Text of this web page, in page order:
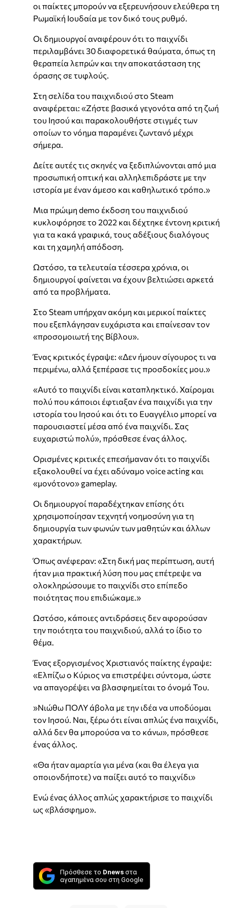
οι παίκτες μπορούν να εξερευνήσουν ελεύθερα τη
Ρωμαϊκή Ιουδαία με τον δικό τους ρυθμό.
Οι δημιουργοί αναφέρουν ότι το παιχνίδι
περιλαμβάνει 30 διαφορετικά θαύματα, όπως τη
θεραπεία λεπρών και την αποκατάσταση της
όρασης σε τυφλούς.
Στη σελίδα του παιχνιδιού στο Steam
αναφέρεται: «Ζήστε βασικά γεγονότα από τη ζωή
του Ιησού και παρακολουθήστε στιγμές των
οποίων το νόημα παραμένει ζωντανό μέχρι
σήμερα.
Δείτε αυτές τις σκηνές να ξεδιπλώνονται από μια
προσωπική οπτική και αλληλεπιδράστε με την
ιστορία με έναν άμεσο και καθηλωτικό τρόπο.»
Μια πρώιμη demo έκδοση του παιχνιδιού
κυκλοφόρησε το 2022 και δέχτηκε έντονη κριτική
για τα κακά γραφικά, τους αδέξιους διαλόγους
και τη χαμηλή απόδοση.
Ωστόσο, τα τελευταία τέσσερα χρόνια, οι
δημιουργοί φαίνεται να έχουν βελτιώσει αρκετά
από τα προβλήματα.
Στο Steam υπήρχαν ακόμη και μερικοί παίκτες
που εξεπλάγησαν ευχάριστα και επαίνεσαν τον
«προσομοιωτή της Βίβλου».
Ένας κριτικός έγραψε: «Δεν ήμουν σίγουρος τι να
περιμένω, αλλά ξεπέρασε τις προσδοκίες μου.»
«Αυτό το παιχνίδι είναι καταπληκτικό. Χαίρομαι
πολύ που κάποιοι έφτιαξαν ένα παιχνίδι για την
ιστορία του Ιησού και ότι το Ευαγγέλιο μπορεί να
παρουσιαστεί μέσα από ένα παιχνίδι. Σας
ευχαριστώ πολύ», πρόσθεσε ένας άλλος.
Ορισμένες κριτικές επεσήμαναν ότι το παιχνίδι
εξακολουθεί να έχει αδύναμο voice acting και
«μονότονο» gameplay.
Οι δημιουργοί παραδέχτηκαν επίσης ότι
χρησιμοποίησαν τεχνητή νοημοσύνη για τη
δημιουργία των φωνών των μαθητών και άλλων
χαρακτήρων.
Όπως ανέφεραν: «Στη δική μας περίπτωση, αυτή
ήταν μια πρακτική λύση που μας επέτρεψε να
ολοκληρώσουμε το παιχνίδι στο επίπεδο
ποιότητας που επιδιώκαμε.»
Ωστόσο, κάποιες αντιδράσεις δεν αφορούσαν
την ποιότητα του παιχνιδιού, αλλά το ίδιο το
θέμα.
Ένας εξοργισμένος Χριστιανός παίκτης έγραψε:
«Ελπίζω ο Κύριος να επιστρέψει σύντομα, ώστε
να απαγορέψει να βλασφημείται το όνομά Του.
»Νιώθω ΠΟΛΥ άβολα με την ιδέα να υποδύομαι
τον Ιησού. Ναι, ξέρω ότι είναι απλώς ένα παιχνίδι,
αλλά δεν θα μπορούσα να το κάνω», πρόσθεσε
ένας άλλος.
«Θα ήταν αμαρτία για μένα (και θα έλεγα για
οποιονδήποτε) να παίξει αυτό το παιχνίδι»
Ενώ ένας άλλος απλώς χαρακτήρισε το παιχνίδι
ως «βλάσφημο».
Πρόσθεσε το Dnews στα
αγαπημένα σου στη Google